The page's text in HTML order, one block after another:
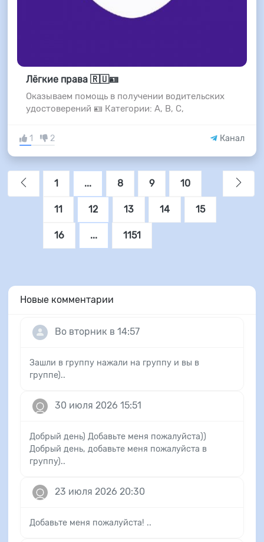
Лёгкие права 🇷🇺🪪
Оказываем помощь в получении водительских
удостоверений 🪪 Категории: A, B, C,
1 2 Канал
1 ... 8 9 10
11 12 13 14 15
16 ... 1151
Новые комментарии
Во вторник в 14:57
Зашли в группу нажали на группу и вы в
группе)..
30 июля 2026 15:51
Добрый день) Добавьте меня пожалуйста))
Добрый день, добавьте меня пожалуйста в
группу)..
23 июля 2026 20:30
Добавьте меня пожалуйста! ..